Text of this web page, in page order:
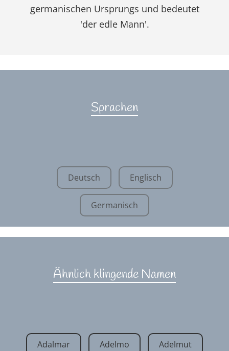
germanischen Ursprungs und bedeutet
'der edle Mann'.
Sprachen
Deutsch Englisch
Germanisch
Ähnlich klingende Namen
Adalmar Adelmo Adelmut